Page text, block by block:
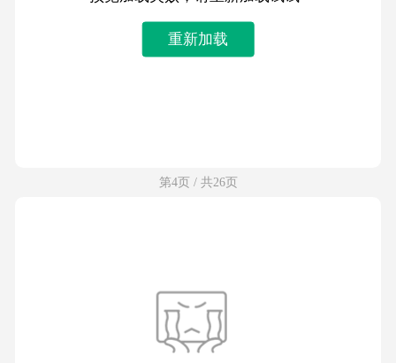
重新加载
第4页 / 共26页